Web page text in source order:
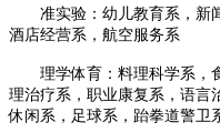
准实验：幼儿教育系，新闻
酒店经营系，航空服务系
理学体育：料理科学系，
理治疗系，职业康复系，语言
休闲系，足球系，跆拳道警卫